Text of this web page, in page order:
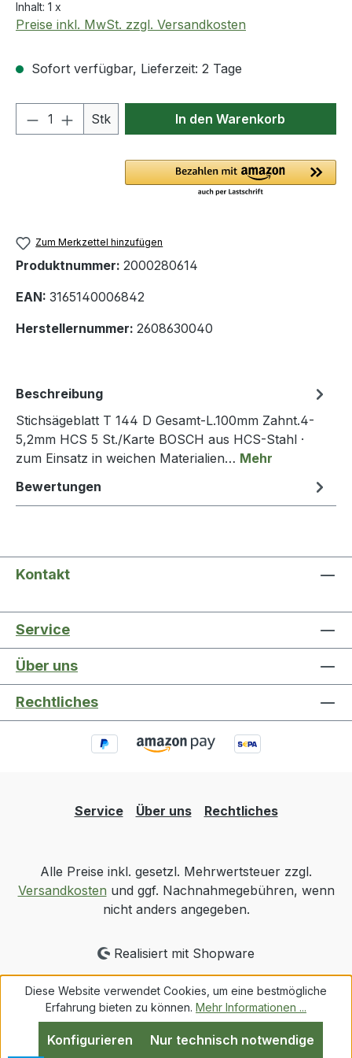
Inhalt: 1 x
Preise inkl. MwSt. zzgl. Versandkosten
Sofort verfügbar, Lieferzeit: 2 Tage
Produkt Anzahl: Gib den
Stk In den Warenkorb
Zum Merkzettel hinzufügen
Produktnummer: 2000280614
EAN: 3165140006842
Herstellernummer: 2608630040
Beschreibung
Stichsägeblatt T 144 D Gesamt-L.100mm Zahnt.4-
5,2mm HCS 5 St./Karte BOSCH aus HCS-Stahl ·
zum Einsatz in weichen Materialien… Mehr
Bewertungen
Kontakt
Service
Über uns
Rechtliches
Service Über uns Rechtliches
Alle Preise inkl. gesetzl. Mehrwertsteuer zzgl.
Versandkosten und ggf. Nachnahmegebühren, wenn
nicht anders angegeben.
Realisiert mit Shopware
Diese Website verwendet Cookies, um eine bestmögliche
Erfahrung bieten zu können. Mehr Informationen ...
Nur technisch notwendige
Konfigurieren